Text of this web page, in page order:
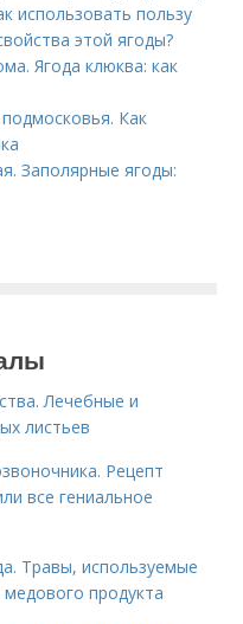
использовать пользу
этой ягоды?
Ягода клюква: как
Как
Заполярные ягоды:
Лечебные и
листьев
Рецепт
все гениальное
Травы, используемые
продукта